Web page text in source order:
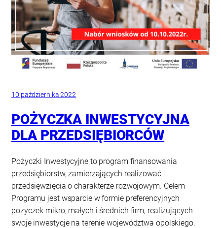
10 października 2022
POŻYCZKA INWESTYCYJNA
DLA PRZEDSIĘBIORCÓW
Pożyczki Inwestycyjne to program finansowania
przedsiębiorstw, zamierzających realizować
przedsięwzięcia o charakterze rozwojowym. Celem
Programu jest wsparcie w formie preferencyjnych
pożyczek mikro, małych i średnich firm, realizujących
swoje inwestycje na terenie województwa opolskiego.